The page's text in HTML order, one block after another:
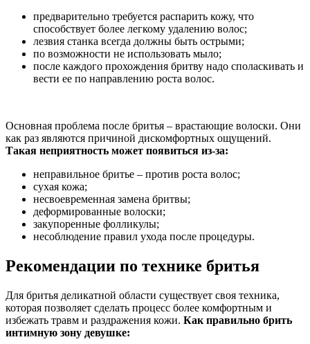
предварительно требуется распарить кожу, что
способствует более легкому удалению волос;
лезвия станка всегда должны быть острыми;
по возможности не использовать мыло;
после каждого прохождения бритву надо споласкивать и
вести ее по направлению роста волос.
Основная проблема после бритья – врастающие волоски. Они
как раз являются причиной дискомфортных ощущений.
Такая неприятность может появиться из-за:
неправильное бритье – против роста волос;
сухая кожа;
несвоевременная замена бритвы;
деформированные волоски;
закупоренные фолликулы;
несоблюдение правил ухода после процедуры.
Рекомендации по технике бритья
Для бритья деликатной области существует своя техника,
которая позволяет сделать процесс более комфортным и
избежать травм и раздражения кожи. Как правильно брить
интимную зону девушке: